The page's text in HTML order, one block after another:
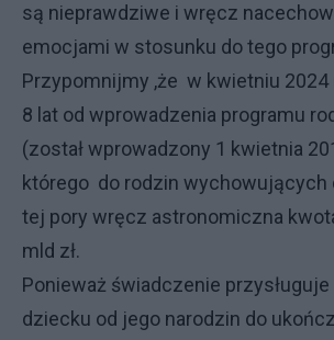
są nieprawdziwe i wręcz
emocjami w stosunku do tego
Przypomnijmy ,że w kwietniu 2024
8 lat od wprowadzenia programu
(został wprowadzony 1 kwietnia
którego do rodzin wychowujących
tej pory wręcz astronomiczna
mld zł.
Ponieważ świadczenie
dziecku od jego narodzin do